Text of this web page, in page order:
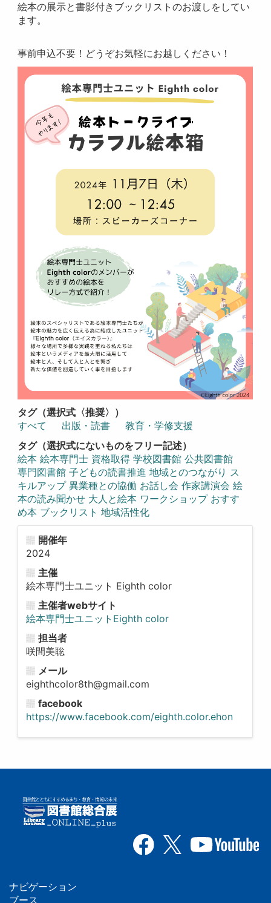
絵本の展示と書影付きブックリストのお渡しをしてい
ます。
事前申込不要！どうぞお気軽にお越しください！
タグ（選択式〈推奨〉）
すべて
出版・読書
教育・学修支援
タグ（選択式にないものをフリー記述）
絵本 絵本専門士 資格取得 学校図書館 公共図書館
専門図書館 子どもの読書推進 地域とのつながり ス
キルアップ 異業種との協働 お話し会 作家講演会 絵
本の読み聞かせ 大人と絵本 ワークショップ おすす
め本 ブックリスト 地域活性化
開催年
2024
主催
絵本専門士ユニット Eighth color
主催者webサイト
絵本専門士ユニットEighth color
担当者
咲間美聡
メール
eighthcolor8th@gmail.com
facebook
https://www.facebook.com/eighth.color.ehon
ナビゲーション
ブース